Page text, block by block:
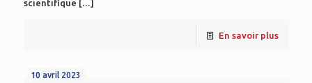
scientifique […]
En savoir plus
10 avril 2023